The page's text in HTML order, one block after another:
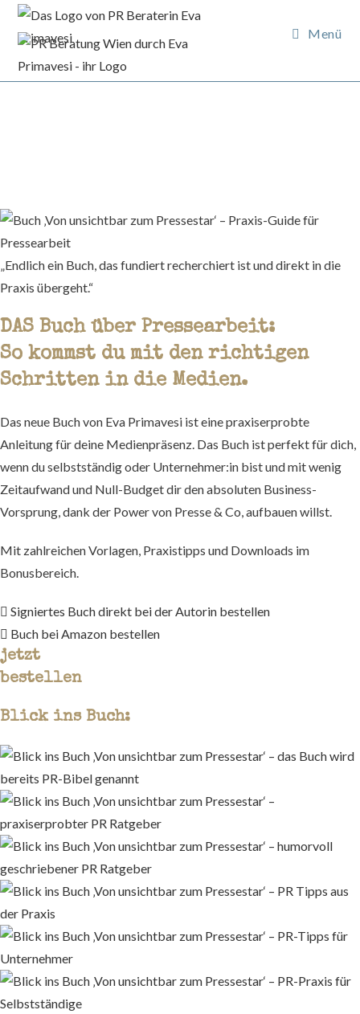
Zum
Inhalt
springen
Menü
„Endlich ein Buch, das fundiert recherchiert ist und direkt in die
Praxis übergeht.“
DAS Buch über Pressearbeit:
So kommst du mit den richtigen
Schritten in die Medien.
Das neue Buch von Eva Primavesi ist eine praxiserprobte
Anleitung für deine Medienpräsenz. Das Buch ist perfekt für dich,
wenn du selbstständig oder Unternehmer:in bist und mit wenig
Zeitaufwand und Null-Budget dir den absoluten Business-
Vorsprung, dank der Power von Presse & Co, aufbauen willst.
Mit zahlreichen Vorlagen, Praxistipps und Downloads im
Bonusbereich.
Signiertes Buch direkt bei der Autorin bestellen
Buch bei Amazon bestellen
jetzt
bestellen
Blick ins Buch: